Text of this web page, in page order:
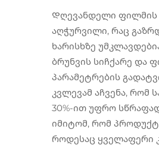
Დღევანდელი ფილმის
აღჭურვილი, რაც
ხარისხზე
ბრუნვის სიჩქარე და
პარამეტრების
კვლევამ აჩვენა, რომ
30%-ით უფრო
იმიტომ, რომ
როდესაც ყველაფერი